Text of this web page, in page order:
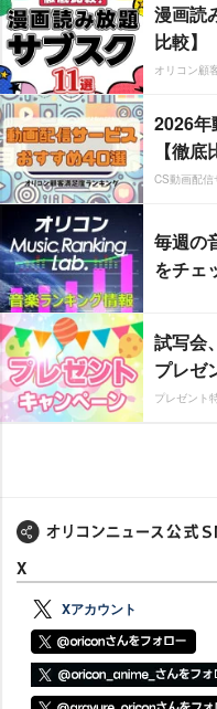
漫画読
比較】
オリコン顧
2026年
【徹底
CS動画配
毎週の
をチェ
試写会
プレゼ
プレゼント
X
Xアカウント